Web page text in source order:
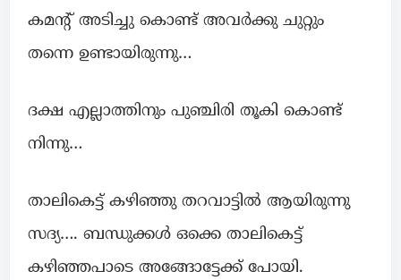
കമന്റ് അടിച്ചു കൊണ്ട് അവര്‍ക്കു ചുറ്റും
തന്നെ ഉണ്ടായിരുന്നു…
ദക്ഷ എല്ലാത്തിനും പുഞ്ചിരി തൂകി കൊണ്ട്‌
നിന്നു…
താലികെട്ട് കഴിഞ്ഞു തറവാട്ടിൽ ആയിരുന്നു
സദ്യ…. ബന്ധുക്കൾ ഒക്കെ താലികെട്ട്
കഴിഞ്ഞപാടെ അങ്ങോട്ടേക്ക് പോയി.